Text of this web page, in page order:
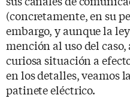
(concretamente, en su
embargo, y aunque la
mención al uso del
curiosa situación a
en los detalles, veamos
patinete eléctrico.